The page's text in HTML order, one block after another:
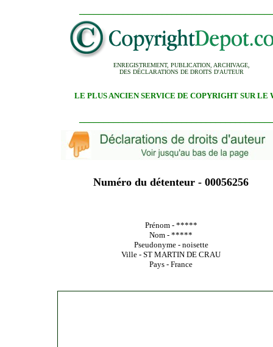
ENREGISTREMENT, PUBLICATION, ARCHIVAGE,
DES DÉCLARATIONS DE DROITS D'AUTEUR
LE PLUS ANCIEN SERVICE DE COPYRIGHT SUR LE
Numéro du détenteur - 00056256
Prénom - *****
Nom - *****
Pseudonyme - noisette
Ville - ST MARTIN DE CRAU
Pays - France